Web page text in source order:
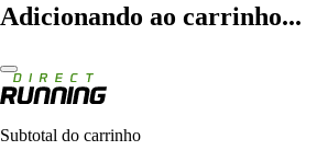
Adicionando ao carrinho...
Subtotal do carrinho